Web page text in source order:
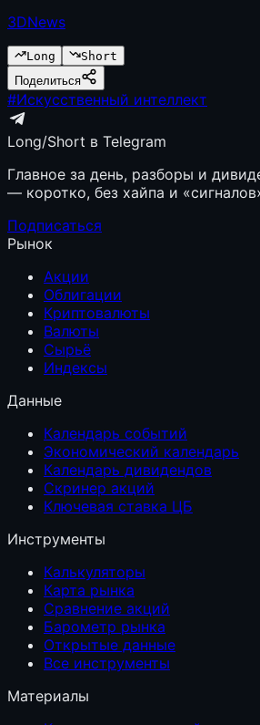
3DNews
Long
Short
Поделиться
#Искусственный интеллект
Long/Short в Telegram
Главное за день, разборы и
— коротко, без хайпа и
Подписаться
Рынок
Акции
Облигации
Криптовалюты
Валюты
Сырьё
Индексы
Данные
Календарь событий
Экономический календарь
Календарь дивидендов
Скринер акций
Ключевая ставка ЦБ
Инструменты
Калькуляторы
Карта рынка
Сравнение акций
Барометр рынка
Открытые данные
Все инструменты
Материалы